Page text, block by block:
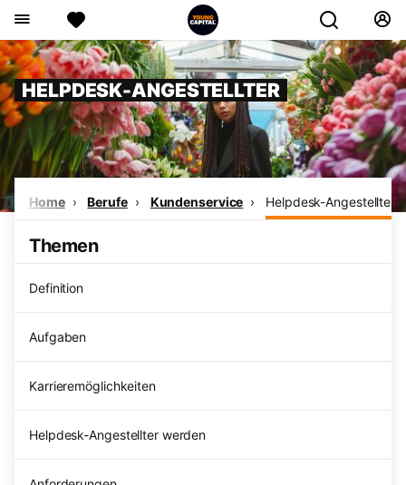
HELPDESK-ANGESTELLTER
Home Berufe Kundenservice Helpdesk-Angestellter
Themen
Definition
Aufgaben
Karrieremöglichkeiten
Helpdesk-Angestellter werden